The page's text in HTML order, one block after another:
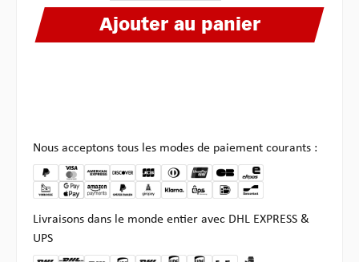
Ajouter au panier
Nous acceptons tous les modes de paiement courants :
Livraisons dans le monde entier avec DHL EXPRESS &
UPS